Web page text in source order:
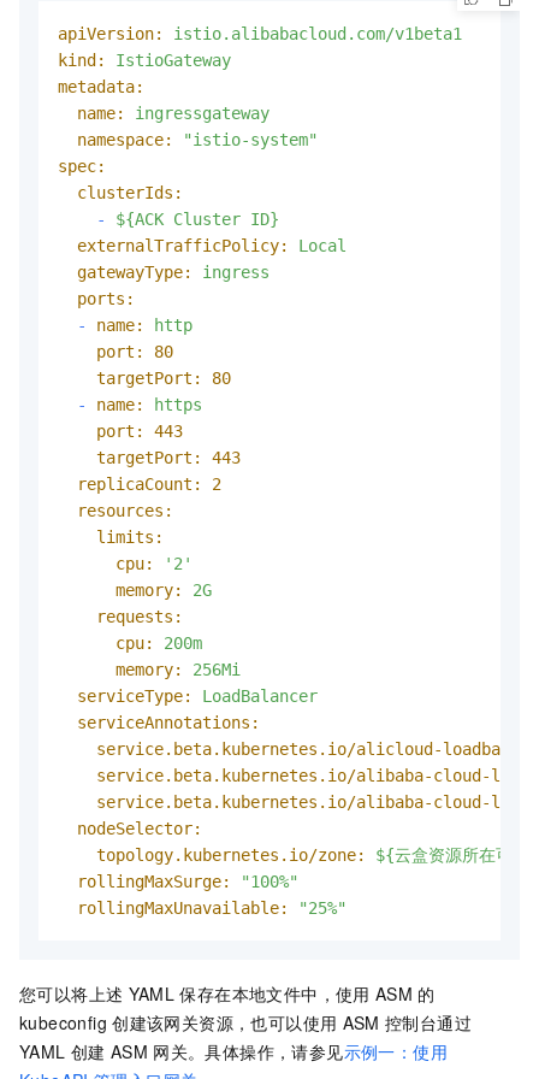
apiVersion:
istio.alibabacloud.com/v1beta1
kind:
IstioGateway
metadata:
name:
ingressgateway
namespace:
"istio-system"
spec:
clusterIds:
-
${ACK Cluster ID}
externalTrafficPolicy:
Local
gatewayType:
ingress
ports:
-
name:
http
port:
80
targetPort:
80
-
name:
https
port:
443
targetPort:
443
replicaCount:
2
resources:
limits:
cpu:
'2'
memory:
2G
requests:
cpu:
200m
memory:
256Mi
serviceType:
LoadBalancer
serviceAnnotations:
service.beta.kubernetes.io/alicloud-
service.beta.kubernetes.io/alibaba-cloud-
service.beta.kubernetes.io/alibaba-cloud-
nodeSelector:
topology.kubernetes.io/zone:
${云盒资源所在可用
rollingMaxSurge:
"100%"
rollingMaxUnavailable:
"25%"
您可以将上述 YAML 保存在本地文件中，使用 ASM 的
kubeconfig 创建该网关资源，也可以使用 ASM 控制台通过
YAML 创建 ASM 网关。具体操作，请参见示例一：使用